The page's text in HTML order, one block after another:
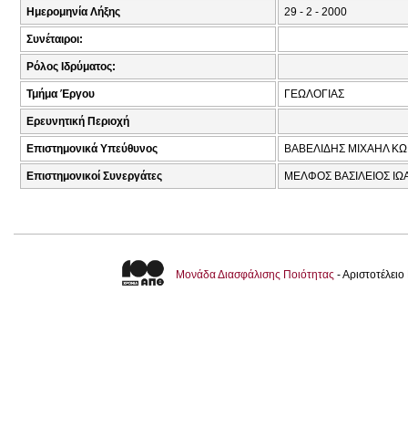
Ημερομηνία Λήξης 29 - 2 - 2000
Συνέταιροι:
Ρόλος Ιδρύματος:
Τμήμα Έργου ΓΕΩΛΟΓΙΑΣ
Ερευνητική Περιοχή
Επιστημονικά Υπεύθυνος ΒΑΒΕΛΙΔΗΣ ΜΙΧΑΗΛ
Επιστημονικοί Συνεργάτες ΜΕΛΦΟΣ ΒΑΣΙΛΕΙΟΣ
Μονάδα Διασφάλισης Ποιότητας -